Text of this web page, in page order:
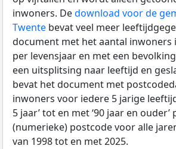
inwoners. Dedownload voor de
Twente bevat veel meer
document met het aantal inwoners
per levensjaar en met een
een uitsplitsing naar leeftijd en
bevat het document met
inwoners voor iedere 5 jarige
5 jaar’ tot en met ‘90 jaar en
(numerieke) postcode voor alle
van 1998 tot en met 2025.